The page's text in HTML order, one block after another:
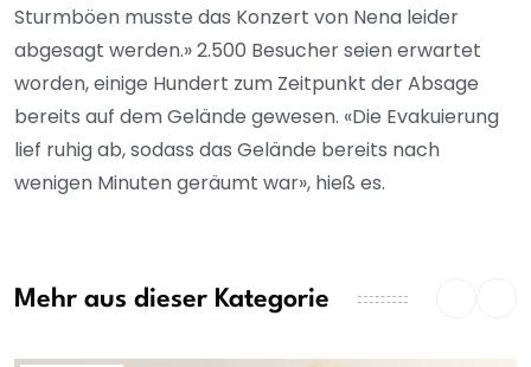
Sturmböen musste das Konzert von Nena leider
abgesagt werden.» 2.500 Besucher seien erwartet
worden, einige Hundert zum Zeitpunkt der Absage
bereits auf dem Gelände gewesen. «Die Evakuierung
lief ruhig ab, sodass das Gelände bereits nach
wenigen Minuten geräumt war», hieß es.
Mehr aus dieser Kategorie